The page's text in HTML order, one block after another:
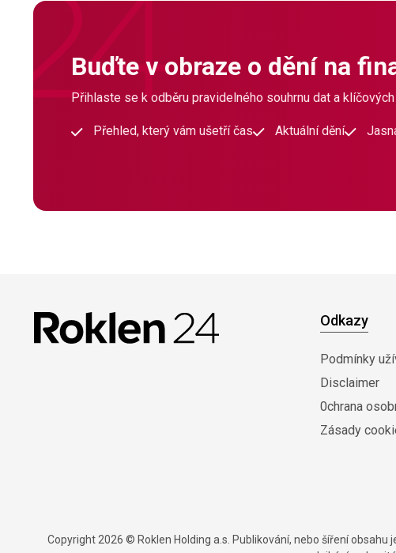
Buďte v obraze o dění na
Přihlaste se k odběru pravidelného souhrnu dat a
Přehled, který vám ušetří čas Aktuální dění
Odkazy
Podmínky
Disclaimer
0chrana
Zásady
Copyright 2026 © Roklen Holding a.s. Publikování, nebo šíření